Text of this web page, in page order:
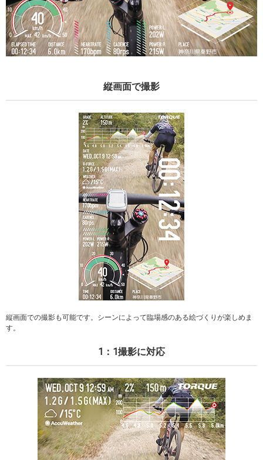
縦画面で撮影
縦画面での撮影も可能です。シーンによって臨場感のある絵づくりが楽しめま
す。
1：1撮影に対応